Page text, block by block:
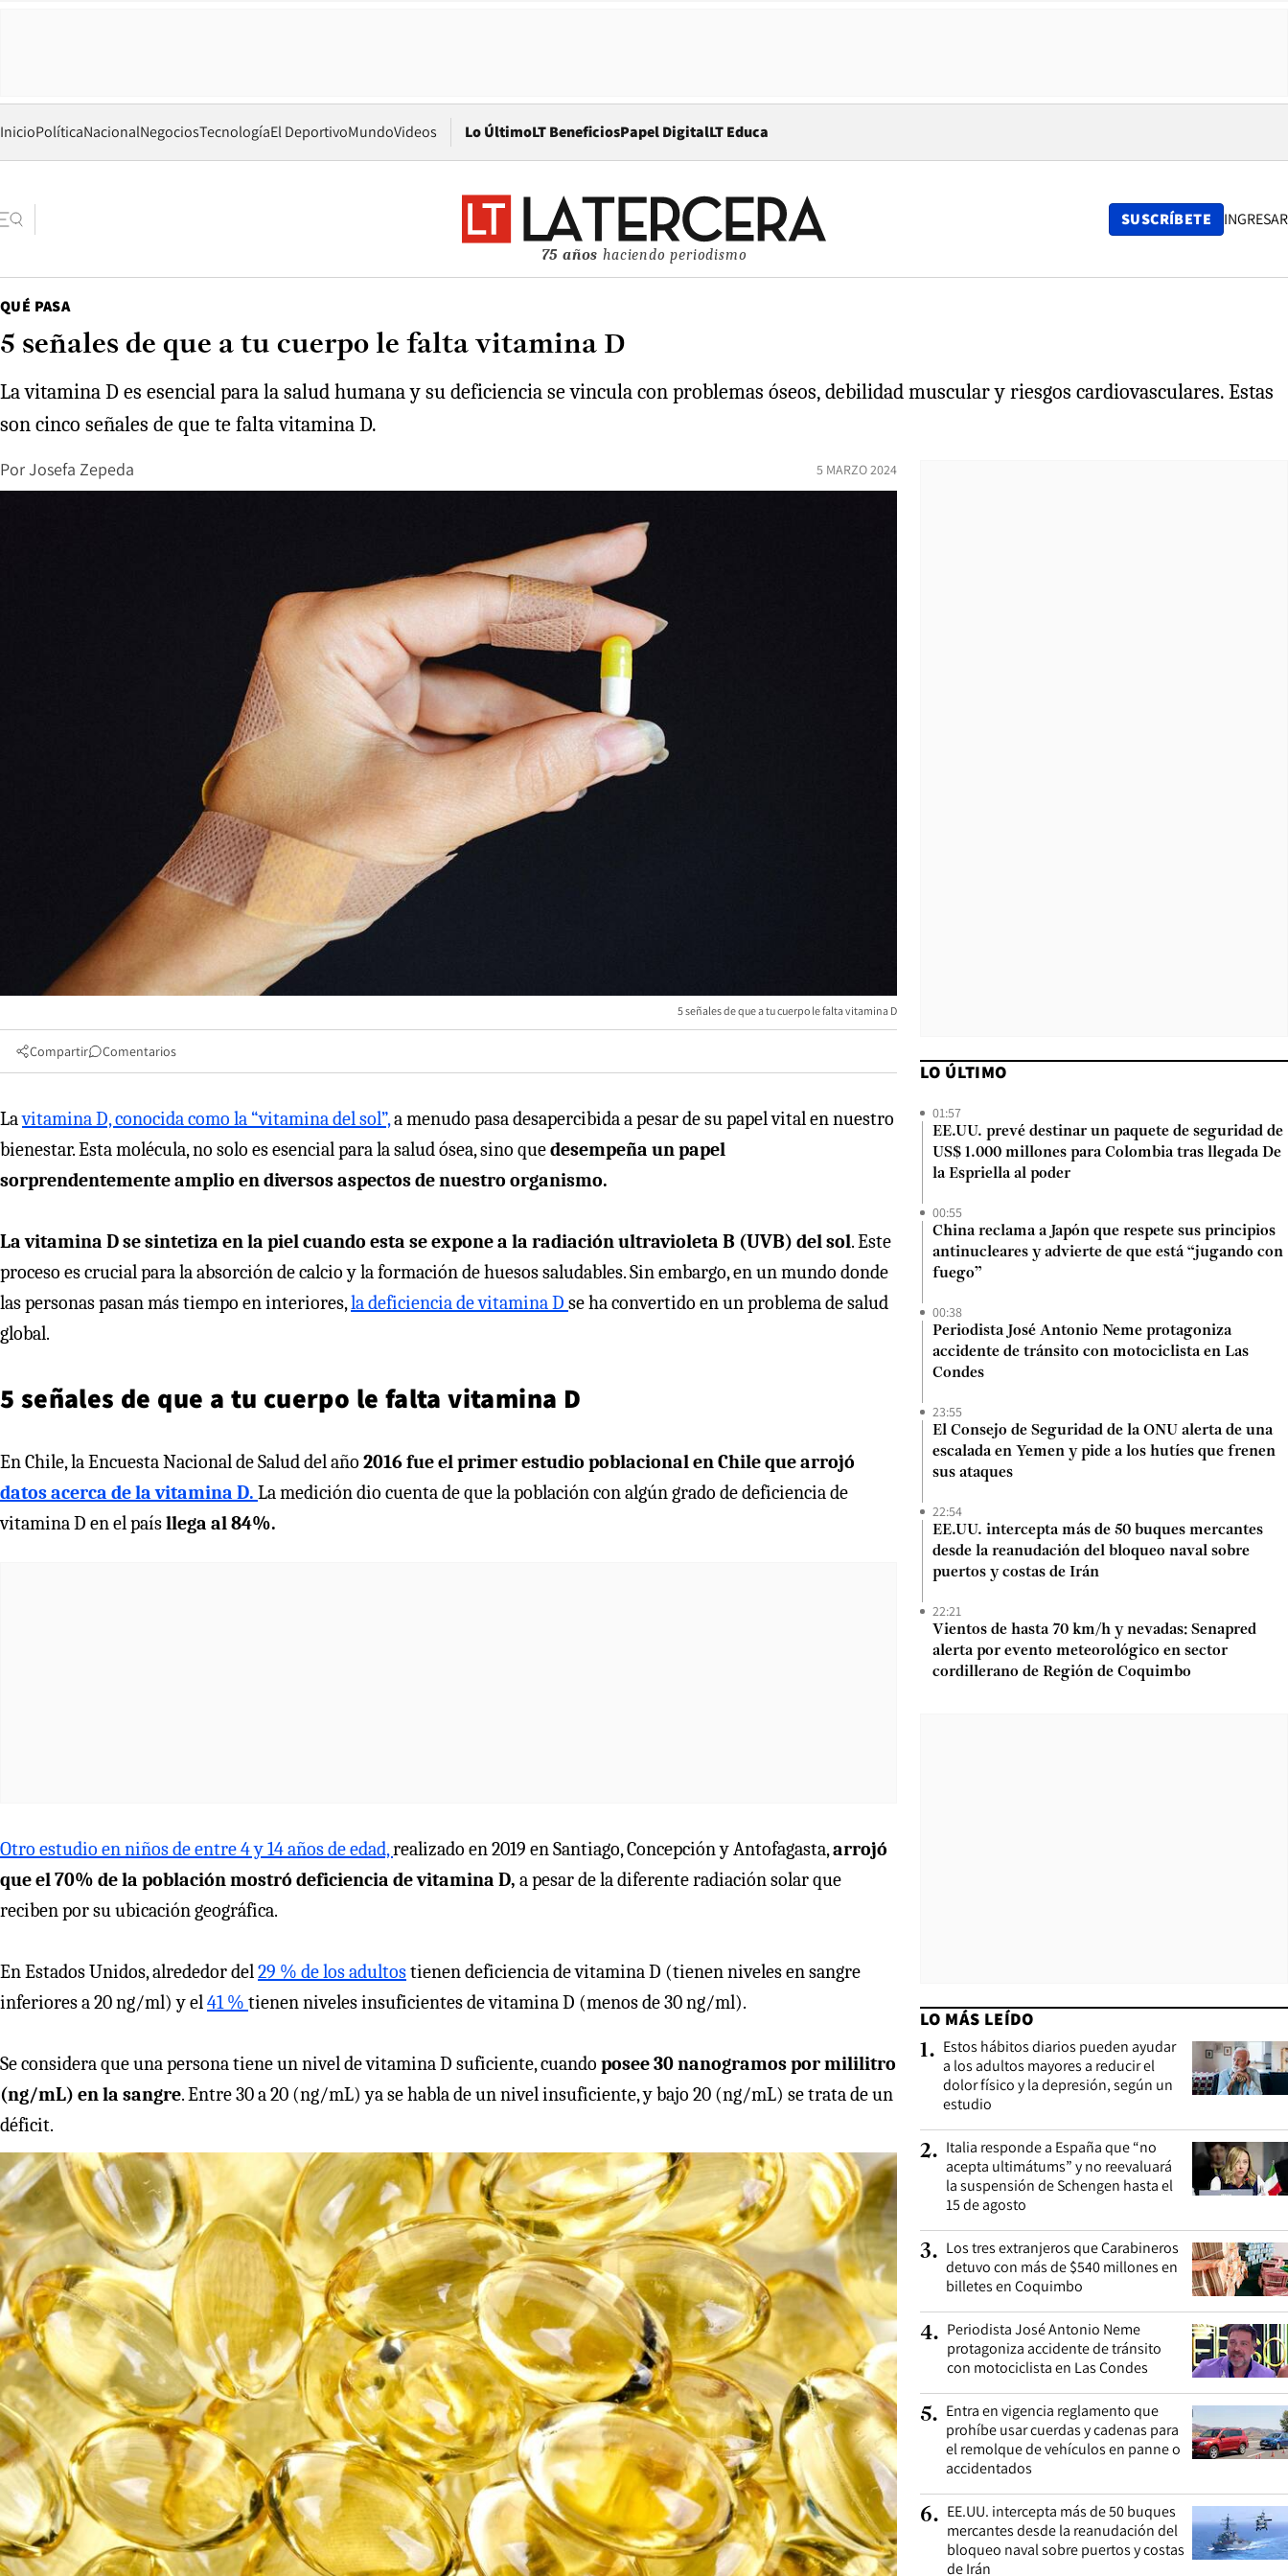
InicioPolíticaNacionalNegociosTecnologíaEl DeportivoMundoVideos Lo ÚltimoLT BeneficiosPapel DigitalOpens in new window
LT Educa
75 años haciendo periodismo
SUSCRÍBETE INGRESAR
QUÉ PASA
5 señales de que a tu cuerpo le falta vitamina D
La vitamina D es esencial para la salud humana y su deficiencia se vincula con problemas óseos, debilidad muscular y riesgos cardiovasculares. Estas
son cinco señales de que te falta vitamina D.
PorJosefa Zepeda 5 MARZO 2024
5 señales de que a tu cuerpo le falta vitamina D
Compartir Comentarios
Lavitamina D, conocida como la “vitamina del sol”,a menudo pasa desapercibida a pesar de su papel vital en nuestro
bienestar. Esta molécula, no solo es esencial para la salud ósea, sino quedesempeña un papel
sorprendentemente amplio en diversos aspectos de nuestro organismo.
La vitamina D se sintetiza en la piel cuando esta se expone a la radiación ultravioleta B (UVB) del sol. Este
proceso es crucial para la absorción de calcio y la formación de huesos saludables. Sin embargo, en un mundo donde
las personas pasan más tiempo en interiores,la deficiencia de vitamina D se ha convertido en un problema de salud
global.
5 señales de que a tu cuerpo le falta vitamina D
En Chile, la Encuesta Nacional de Salud del año 2016 fue el primer estudio poblacional en Chile que arrojó
datos acerca de la vitamina D. La medición dio cuenta de que la población con algún grado de deficiencia de
vitamina D en el paísllega al 84%.
Otro estudio en niños de entre 4 y 14 años de edad,realizado en 2019 en Santiago, Concepción y Antofagasta,arrojó
que el 70% de la población mostró deficiencia de vitamina D, a pesar de la diferente radiación solar que
reciben por su ubicación geográfica.
En Estados Unidos, alrededor del29 % de los adultostienen deficiencia de vitamina D (tienen niveles en sangre
inferiores a 20 ng/ml) y el41 % tienen niveles insuficientes de vitamina D (menos de 30 ng/ml).
Se considera que una persona tiene un nivel de vitamina D suficiente, cuando posee 30 nanogramos por mililitro
(ng/mL) en la sangre. Entre 30 a 20 (ng/mL) ya se habla de un nivel insuficiente, y bajo 20 (ng/mL) se trata de un
déficit.
LO ÚLTIMO
01:57
EE.UU. prevé destinar un paquete de seguridad de
US$ 1.000 millones para Colombia tras llegada De
la Espriella al poder
00:55
China reclama a Japón que respete sus principios
antinucleares y advierte de que está “jugando con
fuego”
00:38
Periodista José Antonio Neme protagoniza
accidente de tránsito con motociclista en Las
Condes
23:55
El Consejo de Seguridad de la ONU alerta de una
escalada en Yemen y pide a los hutíes que frenen
sus ataques
22:54
EE.UU. intercepta más de 50 buques mercantes
desde la reanudación del bloqueo naval sobre
puertos y costas de Irán
22:21
Vientos de hasta 70 km/h y nevadas: Senapred
alerta por evento meteorológico en sector
cordillerano de Región de Coquimbo
LO MÁS LEÍDO
1. Estos hábitos diarios pueden ayudar
a los adultos mayores a reducir el
dolor físico y la depresión, según un
estudio
2. Italia responde a España que “no
acepta ultimátums” y no reevaluará
la suspensión de Schengen hasta el
15 de agosto
3. Los tres extranjeros que Carabineros
detuvo con más de $540 millones en
billetes en Coquimbo
4. Periodista José Antonio Neme
protagoniza accidente de tránsito
con motociclista en Las Condes
5. Entra en vigencia reglamento que
prohíbe usar cuerdas y cadenas para
el remolque de vehículos en panne o
accidentados
6. EE.UU. intercepta más de 50 buques
mercantes desde la reanudación del
bloqueo naval sobre puertos y costas
de Irán